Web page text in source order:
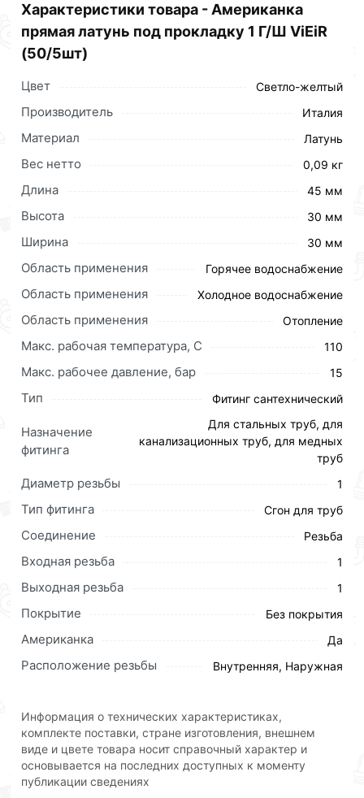
450 рублей.
Для приобретения данной позиции, кликните
мышкой«Добавить в корзину»
заказ позвонив по контактам указанным на сайте.
Условия доставки и цены на товар Американка
прямая латунь под прокладку 1 Г/Ш ViEiR (50/5шт)
Наши профессиональные менеджеры обработают
заказ и свяжутся с Вами для согласования условий
доставки или самовывоза.Перед оформлением
онлайн заказа рекомендуем ознакомиться с
Данний товар от производителя
сертифицирован,
купленного товарa в течение 30 дней (наличие чека
обязательно).
Характеристики товара - Американка
прямая латунь под прокладку 1 Г/Ш ViEiR
(50/5шт)
Цвет Светло-желтый
Производитель Италия
Материал Латунь
Вес нетто 0,09 кг
Длина 45 мм
Высота 30 мм
Ширина 30 мм
Область применения Горячее водоснабжение
Область применения Холодное водоснабжение
Область применения Отопление
Макс. рабочая температура, C 110
Макс. рабочее давление, бар 15
Тип Фитинг сантехнический
Назначение
фитинга
Для стальных труб, для
канализационных труб, для медных
труб
Диаметр резьбы 1
Тип фитинга Сгон для труб
Соединение Резьба
Входная резьба 1
Выходная резьба 1
Покрытие Без покрытия
Американка Да
Расположение резьбы Внутренняя, Наружная
Информация о технических характеристиках,
комплекте поставки, стране изготовления, внешнем
виде и цвете товара носит справочный характер и
основывается на последних доступных к моменту
публикации сведениях